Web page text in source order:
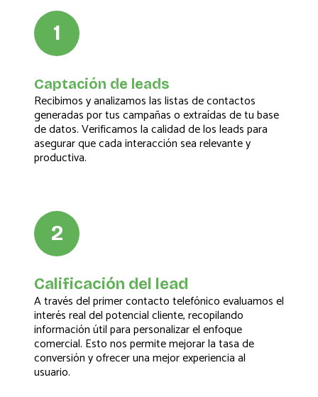
1
Captación de leads
Recibimos y analizamos las listas de contactos
generadas por tus campañas o extraídas de tu base
de datos. Verificamos la calidad de los leads para
asegurar que cada interacción sea relevante y
productiva.
2
Calificación del lead
A través del primer contacto telefónico evaluamos el
interés real del potencial cliente, recopilando
información útil para personalizar el enfoque
comercial. Esto nos permite mejorar la tasa de
conversión y ofrecer una mejor experiencia al
usuario.